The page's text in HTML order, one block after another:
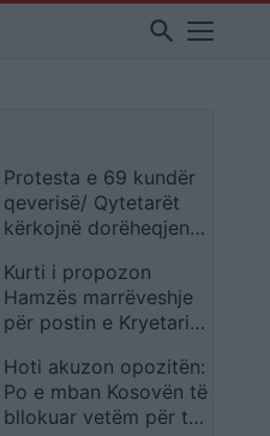
search
Protesta e 69 kundër
qeverisë/ Qytetarët
kërkojnë dorëheqjen e
grumbullimi në
sheshin “Skënderbej”:
Fuqia qëndron te
bashkimi
Kurti i propozon
Hamzës marrëveshje
për postin e Kryetarit
ofrohet një nga tri
pozitat e larta
shtetërore
Hoti akuzon opozitën:
Po e mban Kosovën të
bllokuar vetëm për ta